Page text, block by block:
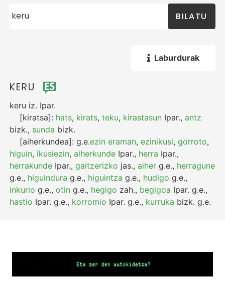
BILATU
Laburdurak
KERU
keru iz. Ipar.
[kiratsa]: hats, kirats,teku, kirastasun Ipar.,antz
bizk., sunda bizk.
[aiherkundea]:g.e.ezin eraman,ezinikusi,gorroto,
higuin, ikusiezin,aiherkunde Ipar., herra Ipar.,
herrakunde Ipar.,gaitzerizko jas.,aiher g.e., herragune
g.e., higuindura g.e., higuintza g.e., hudigo g.e.,
inkurio g.e.,otin g.e., hegigo zah., begigoa Ipar. g.e.,
hastio Ipar. g.e., korromio Ipar. g.e., kurruka bizk. g.e.